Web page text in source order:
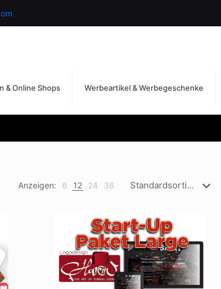
& Online Shops Werbeartikel & Werbegeschenke
Anzeigen: 6 12 24 36